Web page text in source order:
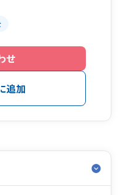
せ
追加